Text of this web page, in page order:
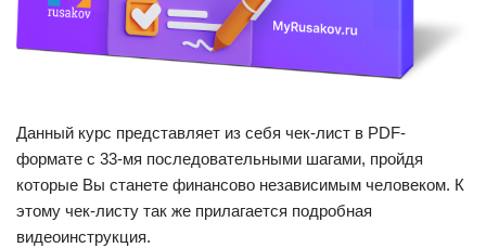
Данный курс представляет из себя чек-лист в PDF-
формате с 33-мя последовательными шагами, пройдя
которые Вы станете финансово независимым человеком. К
этому чек-листу так же прилагается подробная
видеоинструкция.